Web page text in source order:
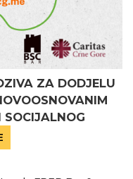
ZA DODJELU